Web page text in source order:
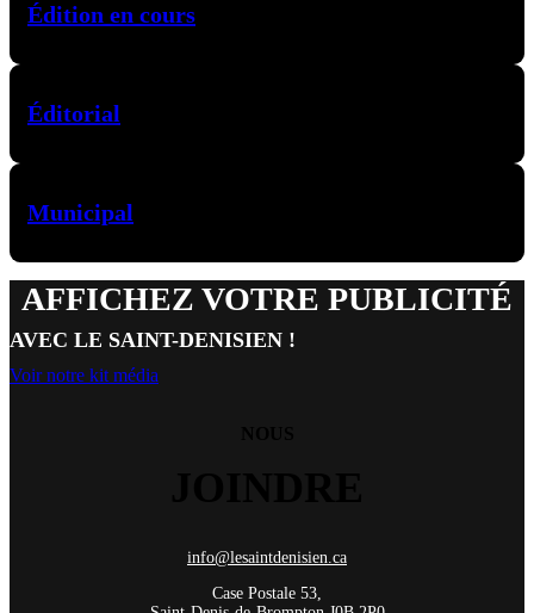
Édition en cours
Éditorial
Municipal
AFFICHEZ VOTRE PUBLICITÉ
AVEC LE SAINT-DENISIEN !
Voir notre kit média
info@lesaintdenisien.ca
Case Postale 53,